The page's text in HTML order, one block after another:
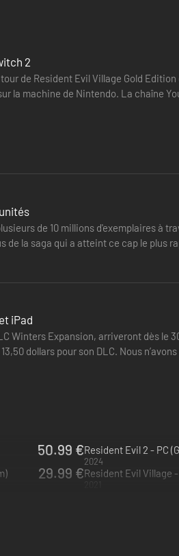
2
de Resident Evil Village Gold
la machine de Nintendo. La chaîne
de 10 millions d'exemplaires à
la saga qui a atteint ce cap le plus
iPad
Expansion, arriveront dès le 30
dollars pour son DLC. Nous
50.99 €Resident Evil 2 - PC
2024
29.99 €Resident Evil Village